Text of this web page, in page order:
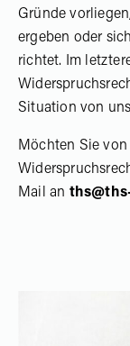
Gründe
ergeben oder
richtet. Im
Situation von
Möchten Sie
Mail an